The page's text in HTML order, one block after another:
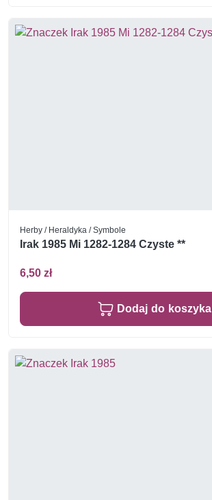
Herby / Heraldyka / Symbole
Irak 1985 Mi 1282-1284 Czyste **
6,50 zł
Dodaj do koszyka